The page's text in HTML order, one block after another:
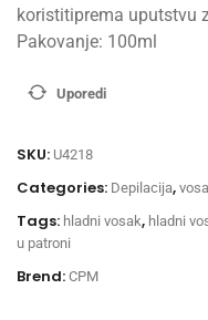
koristitiprema uputstvu
Pakovanje: 100ml
Uporedi
SKU: U4218
Categories: Depilacija,
Tags: hladni vosak, hladni
u patroni
Brend: CPM